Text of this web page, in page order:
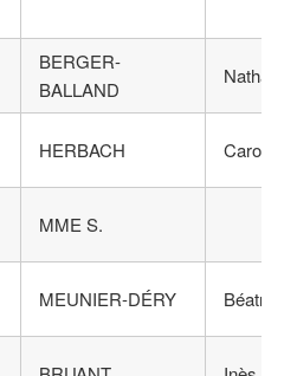
BERGER-
BALLAND
Nathalie
HERBACH Caroline
MME S.
MEUNIER-DÉRY Béatrice